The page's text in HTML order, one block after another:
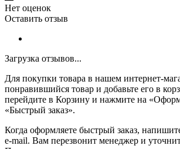
Нет оценок
Оставить отзыв
Загрузка отзывов...
Для покупки товара в нашем интернет-
понравившийся товар и добавьте его в
перейдите в Корзину и нажмите на
«Быстрый заказ».
Когда оформляете быстрый заказ,
e-mail. Вам перезвонит менеджер и уточнит